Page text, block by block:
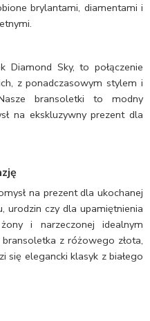
brylantami, diamentami i
Diamond Sky, to połączenie
z ponadczasowym stylem i
bransoletki to modny
na ekskluzywny prezent dla
na prezent dla ukochanej
urodzin czy dla upamiętnienia
i narzeczonej idealnym
z różowego złota,
się elegancki klasyk z białego